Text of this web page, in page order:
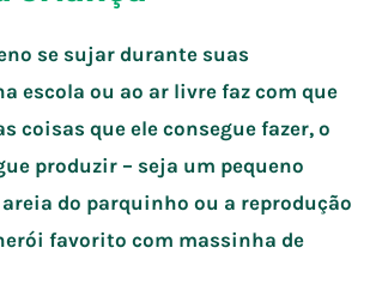
se sujar durante suas
escola ou ao ar livre faz com que
coisas que ele consegue fazer, o
produzir – seja um pequeno
do parquinho ou a reprodução
favorito com massinha de